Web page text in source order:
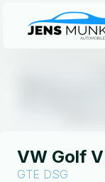
VW Golf
GTE DSG